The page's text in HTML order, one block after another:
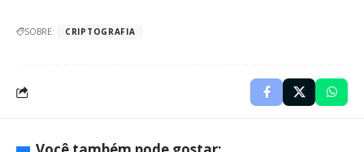
SOBRE: CRIPTOGRAFIA